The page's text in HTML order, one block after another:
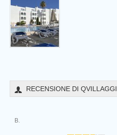
RECENSIONE DI QVILLAGGI
B.